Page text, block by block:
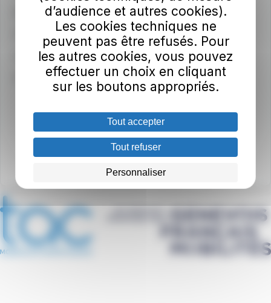
Médiateur du groupe RATP
Consultez les CGV / CGU
Communiquez dans nos bus
Index égalité professionnelle
d’audience et autres cookies).
Les cookies techniques ne
peuvent pas être refusés. Pour
les autres cookies, vous pouvez
effectuer un choix en cliquant
sur les boutons appropriés.
Tout accepter
Tout refuser
Personnaliser